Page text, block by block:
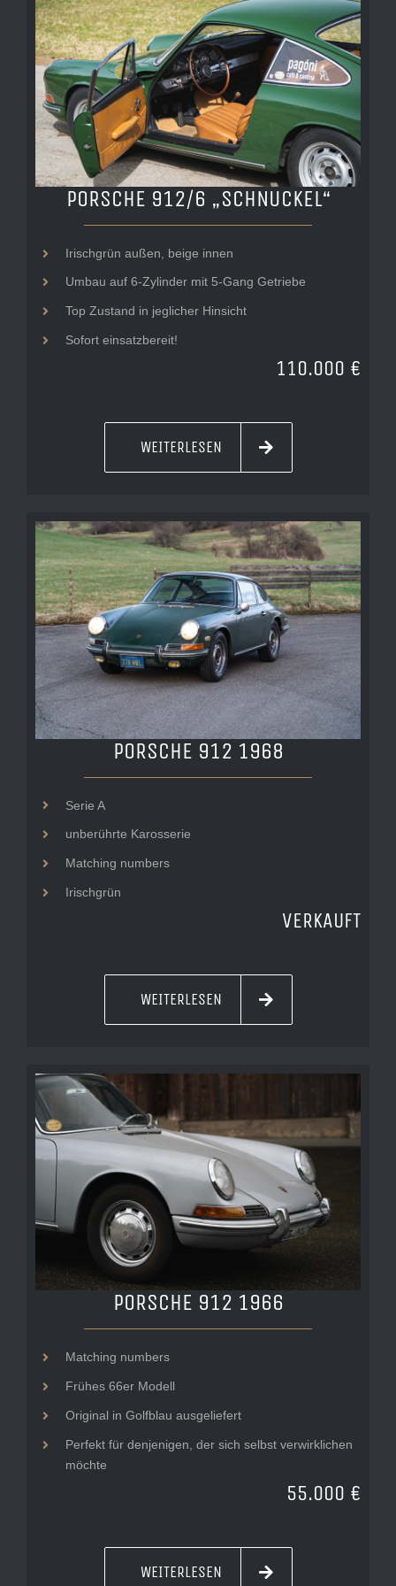
PORSCHE 912/6 „SCHNUCKEL“
Irischgrün außen, beige innen
Umbau auf 6-Zylinder mit 5-Gang Getriebe
Top Zustand in jeglicher Hinsicht
Sofort einsatzbereit!
110.000 €
WEITERLESEN
PORSCHE 912 1968
Serie A
unberührte Karosserie
Matching numbers
Irischgrün
VERKAUFT
WEITERLESEN
PORSCHE 912 1966
Matching numbers
Frühes 66er Modell
Original in Golfblau ausgeliefert
Perfekt für denjenigen, der sich selbst verwirklichen
möchte
55.000 €
WEITERLESEN